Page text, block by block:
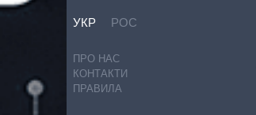
УКР РОС
ПРО НАС
КОНТАКТИ
ПРАВИЛА